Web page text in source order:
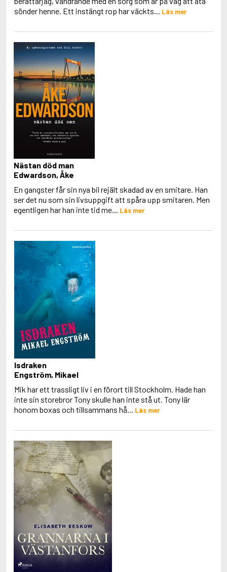
Alexandersson, Eric S.
Alexie, Sherman
sönder henne. Ett instängt rop har väckts... Läs mer
Nästan död man
Edwardson, Åke
En gangster får sin nya bil rejält skadad av en smitare. Han
ser det nu som sin livsuppgift att spåra upp smitaren. Men
egentligen har han inte tid me... Läs mer
Isdraken
Engström, Mikael
Mik har ett trassligt liv i en förort till Stockholm. Hade han
inte sin storebror Tony skulle han inte stå ut. Tony lär
honom boxas och tillsammans hå... Läs mer